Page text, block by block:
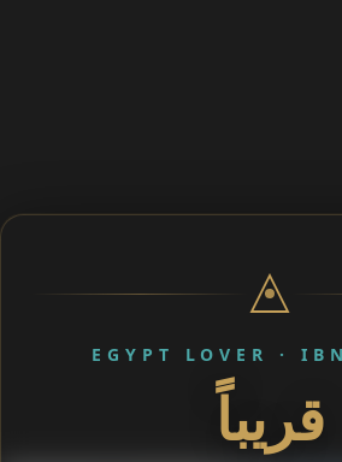
EGYPT LOVER ·
قريباً